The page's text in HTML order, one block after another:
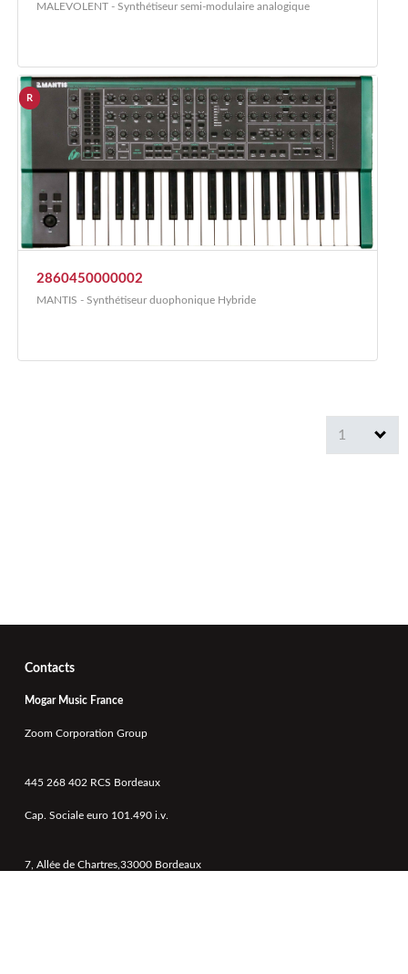
MALEVOLENT - Synthétiseur semi-modulaire analogique
R
2860450000002
MANTIS - Synthétiseur duophonique Hybride
Contacts
Mogar Music France
Zoom Corporation Group
445 268 402 RCS Bordeaux
Cap. Sociale euro 101.490 i.v.
7, Allée de Chartres,33000 Bordeaux